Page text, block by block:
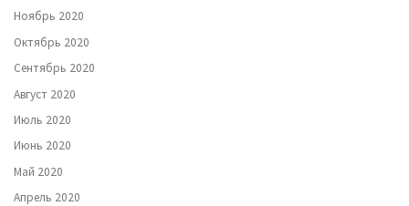
Ноябрь 2020
Октябрь 2020
Сентябрь 2020
Август 2020
Июль 2020
Июнь 2020
Май 2020
Апрель 2020